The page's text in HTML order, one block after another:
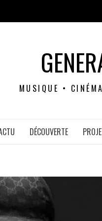
MUSIQUE •
DÉCOUVERTE